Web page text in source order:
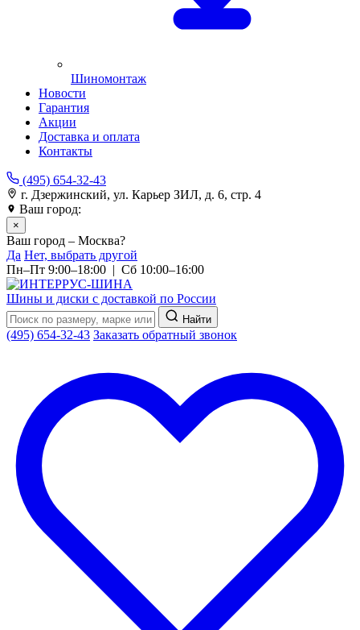
Шиномонтаж
Новости
Гарантия
Акции
Доставка и оплата
Контакты
(495) 654-32-43
г. Дзержинский, ул. Карьер ЗИЛ, д. 6, стр. 4
Ваш город:
×
Ваш город – Москва?
Да Нет, выбрать другой
Пн–Пт 9:00–18:00 | Сб 10:00–16:00
Шины и диски с доставкой по России
Найти
(495) 654-32-43 Заказать обратный звонок